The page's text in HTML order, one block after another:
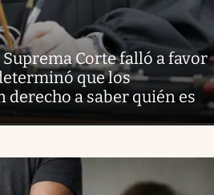
Suprema Corte falló a favor
que los
derecho a saber quién es